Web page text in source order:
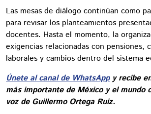
Las mesas de diálogo continúan como
para revisar los planteamientos
docentes. Hasta el momento, la
exigencias relacionadas con pensiones,
laborales y cambios dentro del sistema
Únete al canal de WhatsAppy recibe
más importante de México y el mundo
voz de Guillermo Ortega Ruiz.